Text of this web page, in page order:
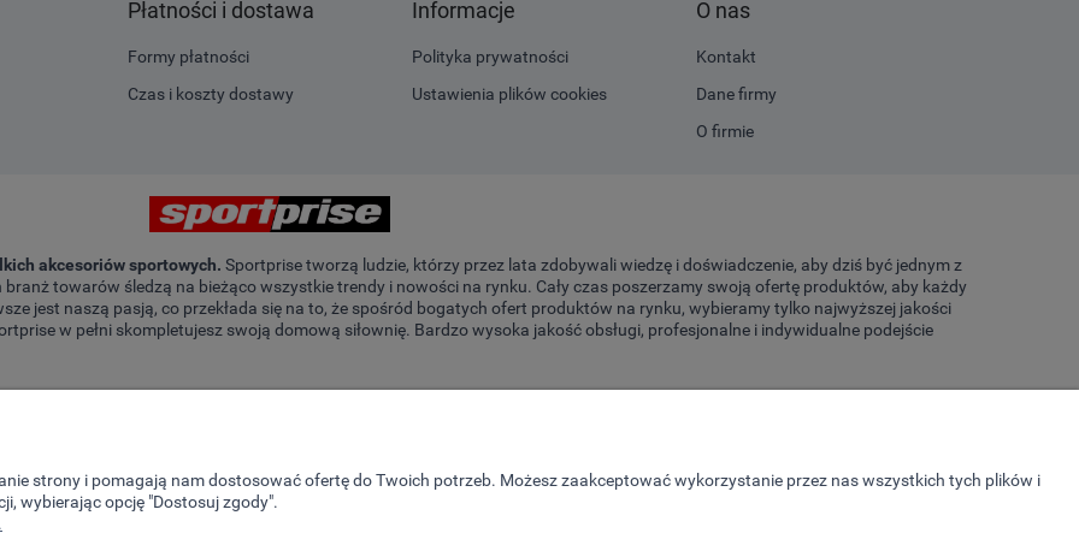
Płatności i dostawa
Formy płatności
Czas i koszty dostawy
Informacje
Polityka prywatności
Ustawienia plików cookies
O nas
Kontakt
Dane firmy
O firmie
akcesoriów sportowych. Sportprise tworzą ludzie, którzy przez lata zdobywali wiedzę i doświadczenie, aby dziś być jednym z
towarów śledzą na bieżąco wszystkie trendy i nowości na rynku. Cały czas poszerzamy swoją ofertę produktów, aby każdy
jest naszą pasją, co przekłada się na to, że spośród bogatych ofert produktów na rynku, wybieramy tylko najwyższej jakości
w pełni skompletujesz swoją domową siłownię. Bardzo wysoka jakość obsługi, profesjonalne i indywidualne podejście
naszych ludzi czuwa nad tym, aby każde zamówienia zostało jak najszybciej zrealizowane i wysyłane do klienta. Odpowiemy na
strony i pomagają nam dostosować ofertę do Twoich potrzeb. Możesz zaakceptować wykorzystanie przez nas wszystkich tych plików i
wybierając opcję "Dostosuj zgody".